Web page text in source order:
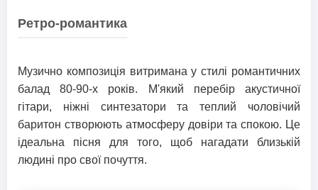
Ретро-романтика
Музично композиція витримана у стилі романтичних
балад 80-90-х років. М'який перебір акустичної
гітари, ніжні синтезатори та теплий чоловічий
баритон створюють атмосферу довіри та спокою. Це
ідеальна пісня для того, щоб нагадати близькій
людині про свої почуття.